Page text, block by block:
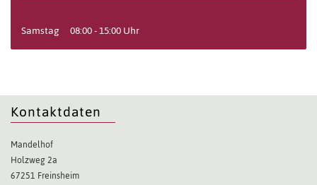
Samstag 08:00 - 15:00 Uhr
Kontaktdaten
Mandelhof
Holzweg 2a
67251 Freinsheim